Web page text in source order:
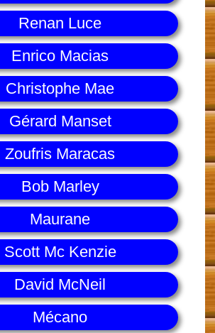
Renan Luce
Enrico Macias
Christophe Mae
Gérard Manset
Zoufris Maracas
Bob Marley
Maurane
Scott Mc Kenzie
David McNeil
Mécano